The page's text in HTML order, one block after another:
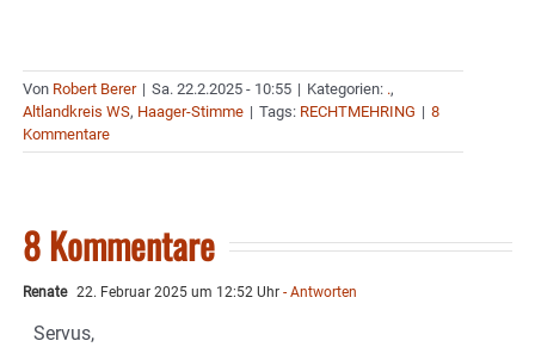
Von Robert Berer | Sa. 22.2.2025 - 10:55 | Kategorien: .,
Altlandkreis WS, Haager-Stimme | Tags: RECHTMEHRING | 8
Kommentare
8 Kommentare
Renate 22. Februar 2025 um 12:52 Uhr - Antworten
Servus,